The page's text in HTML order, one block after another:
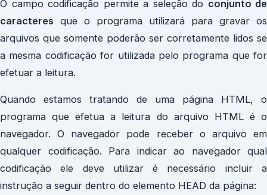
O campo codificação permite a seleção do conjunto de
caracteres que o programa utilizará para gravar os
arquivos que somente poderão ser corretamente lidos se
a mesma codificação for utilizada pelo programa que for
efetuar a leitura.
Quando estamos tratando de uma página HTML, o
programa que efetua a leitura do arquivo HTML é o
navegador. O navegador pode receber o arquivo em
qualquer codificação. Para indicar ao navegador qual
codificação ele deve utilizar é necessário incluir a
instrução a seguir dentro do elemento HEAD da página: